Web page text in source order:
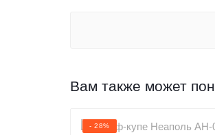
Вам также может
- 28%